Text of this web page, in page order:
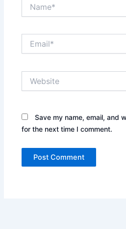
Save my name, email, and
for the next time I comment.